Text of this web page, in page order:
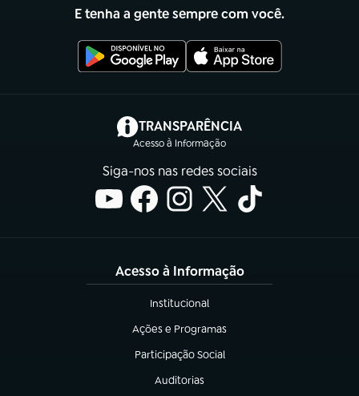
E tenha a gente sempre com você.
TRANSPARÊNCIA
Acesso à Informação
(abre em nova aba)
Siga-nos nas redes sociais
Acesso à Informação
Institucional
(abre em nova aba)
Ações e Programas
(abre em nova aba)
Participação Social
(abre em nova aba)
Auditorias
(abre em nova aba)